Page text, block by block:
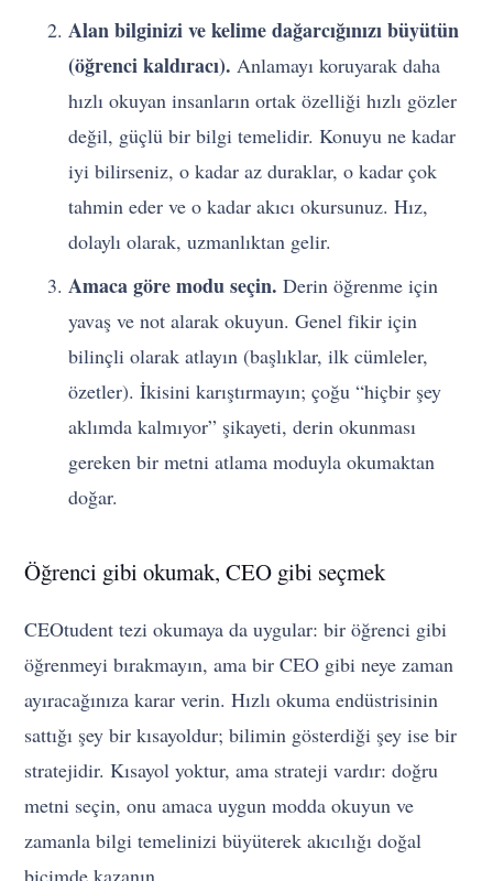
Alan bilginizi ve kelime dağarcığınızı büyütün
(öğrenci kaldıracı). Anlamayı koruyarak daha
hızlı okuyan insanların ortak özelliği hızlı gözler
değil, güçlü bir bilgi temelidir. Konuyu ne kadar
iyi bilirseniz, o kadar az duraklar, o kadar çok
tahmin eder ve o kadar akıcı okursunuz. Hız,
dolaylı olarak, uzmanlıktan gelir.
Amaca göre modu seçin. Derin öğrenme için
yavaş ve not alarak okuyun. Genel fikir için
bilinçli olarak atlayın (başlıklar, ilk cümleler,
özetler). İkisini karıştırmayın; çoğu “hiçbir şey
aklımda kalmıyor” şikayeti, derin okunması
gereken bir metni atlama moduyla okumaktan
doğar.
Öğrenci gibi okumak, CEO gibi seçmek
CEOtudent tezi okumaya da uygular: bir öğrenci gibi
öğrenmeyi bırakmayın, ama bir CEO gibi neye zaman
ayıracağınıza karar verin. Hızlı okuma endüstrisinin
sattığı şey bir kısayoldur; bilimin gösterdiği şey ise bir
stratejidir. Kısayol yoktur, ama strateji vardır: doğru
metni seçin, onu amaca uygun modda okuyun ve
zamanla bilgi temelinizi büyüterek akıcılığı doğal
biçimde kazanın.